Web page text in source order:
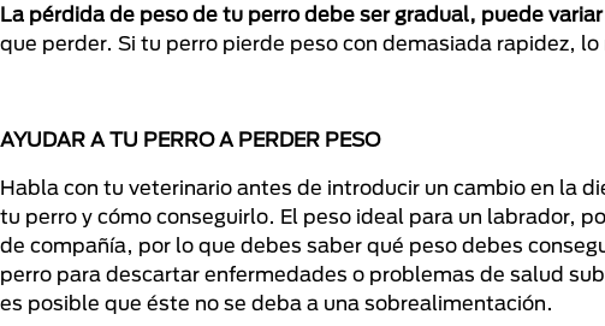
La pérdida de peso de tu perro debe ser gradual, puede
que perder. Si tu perro pierde peso con demasiada rapidez,
AYUDAR A TU PERRO A PERDER PESO
Habla con tu veterinario antes de introducir un cambio en la
tu perro y cómo conseguirlo. El peso ideal para un labrador,
de compañía, por lo que debes saber qué peso debes
perro para descartar enfermedades o problemas de salud
es posible que éste no se deba a una sobrealimentación.